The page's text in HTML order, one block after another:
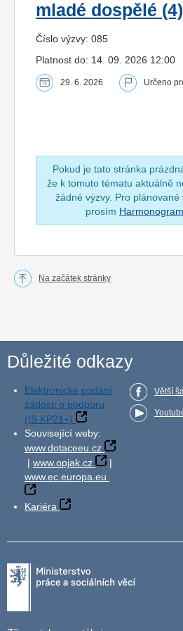
mladé dospělé (4)
Číslo výzvy: 085
Platnost do: 14. 09. 2026 12:00
29. 6. 2026 Určeno
Pokud je tato stránka
že k tomuto tématu aktuálně
žádné výzvy. Pro plánované
prosím
Na začátek stránky
Důležité odkazy
Elektronické podání
žádosti o podporu
(IS KP21+)
Související weby:
www.dotaceeu.cz
| www.opjak.cz
|
www.ec.europa.eu
Kariéra
Větší